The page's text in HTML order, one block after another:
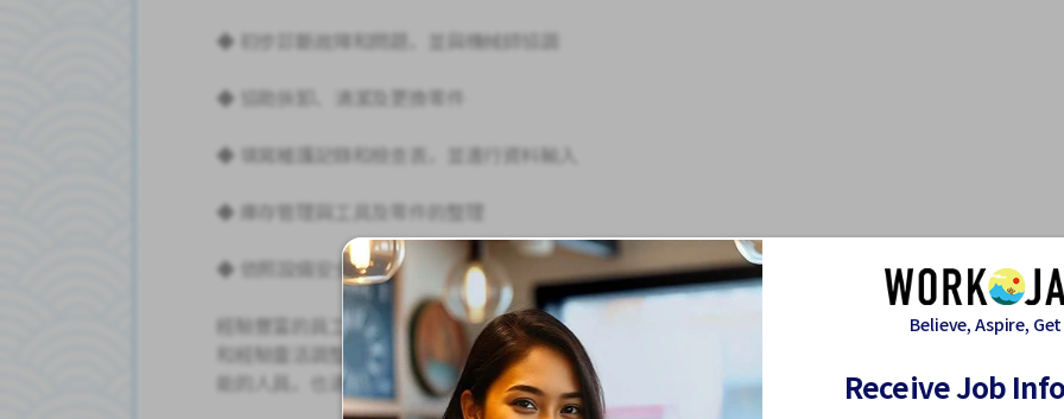
◆ 初步診斷故障和問題，並與機械師協調
◆ 協助拆卸、清潔及更換零件
◆ 填寫維護記錄和檢查表，並進行資料輸入
◆ 庫存管理與工具及零件的整理
◆ 依照設備安全標準進行日常檢查
經驗豐富的員工入職後將立即被指派實際工作任務。工作範圍和職責將根據您的技能
和經驗靈活調整。此工作環境非常適合希望獲得機械師資格證書或進一步提升現場技
能的人員。也適合希望長期穩定工作並不斷提升專業技能的人員。
Believe, Aspire,
Receive Job